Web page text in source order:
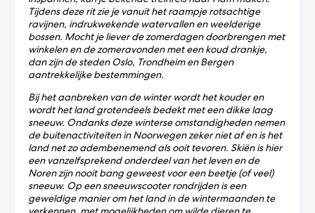
Tijdens deze rit zie je vanuit het raampje rotsachtige
ravijnen, indrukwekende watervallen en weelderige
bossen. Mocht je liever de zomerdagen doorbrengen met
winkelen en de zomeravonden met een koud drankje,
dan zijn de steden Oslo, Trondheim en Bergen
aantrekkelijke bestemmingen.
Bij het aanbreken van de winter wordt het kouder en
wordt het land grotendeels bedekt met een dikke laag
sneeuw. Ondanks deze winterse omstandigheden nemen
de buitenactiviteiten in Noorwegen zeker niet af en is het
land net zo adembenemend als ooit tevoren. Skiën is hier
een vanzelfsprekend onderdeel van het leven en de
Noren zijn nooit bang geweest voor een beetje (of veel)
sneeuw. Op een sneeuwscooter rondrijden is een
geweldige manier om het land in de wintermaanden te